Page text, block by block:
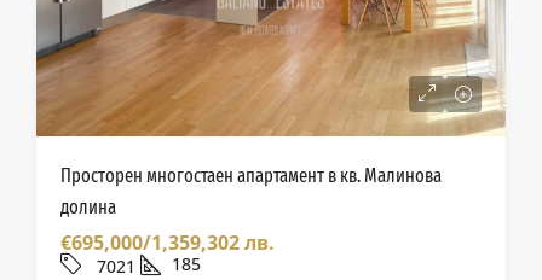
Просторен многостаен апартамент в кв. Малинова
долина
€695,000/1,359,302 лв.
7021 185